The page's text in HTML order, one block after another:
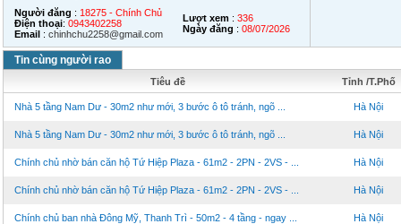
Người đăng : 18275 - Chính Chủ
Điện thoại: 0943402258
Email : chinhchu2258@gmail.com
Lượt xem : 336
Ngày đăng : 08/07/2026
Tin cùng người rao
Tiêu đề Tỉnh /T.Phố
Nhà 5 tầng Nam Dư - 30m2 như mới, 3 bước ô tô tránh, ngõ ... Hà Nội
Nhà 5 tầng Nam Dư - 30m2 như mới, 3 bước ô tô tránh, ngõ ... Hà Nội
Chính chủ nhờ bán căn hộ Tứ Hiệp Plaza - 61m2 - 2PN - 2VS - ... Hà Nội
Chính chủ nhờ bán căn hộ Tứ Hiệp Plaza - 61m2 - 2PN - 2VS - ... Hà Nội
Chính chủ ban nhà Đông Mỹ, Thanh Trì - 50m2 - 4 tầng - ngay ... Hà Nội